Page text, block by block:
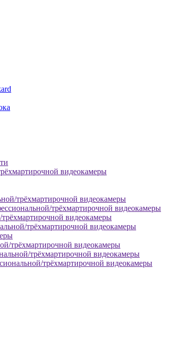
видеокамеры
трёхмартирочной видеокамеры
трёхмартирочной видеокамеры
видеокамеры
трёхмартирочной видеокамеры
трёхмартирочной видеокамеры
трёхмартирочной видеокамеры
трёхмартирочной видеокамеры